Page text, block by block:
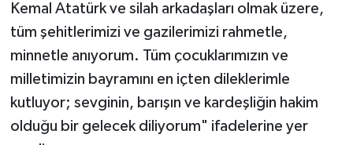
Kemal Atatürk ve silah arkadaşları olmak üzere,
tüm şehitlerimizi ve gazilerimizi rahmetle,
minnetle anıyorum. Tüm çocuklarımızın ve
milletimizin bayramını en içten dileklerimle
kutluyor; sevginin, barışın ve kardeşliğin hakim
olduğu bir gelecek diliyorum" ifadelerine yer